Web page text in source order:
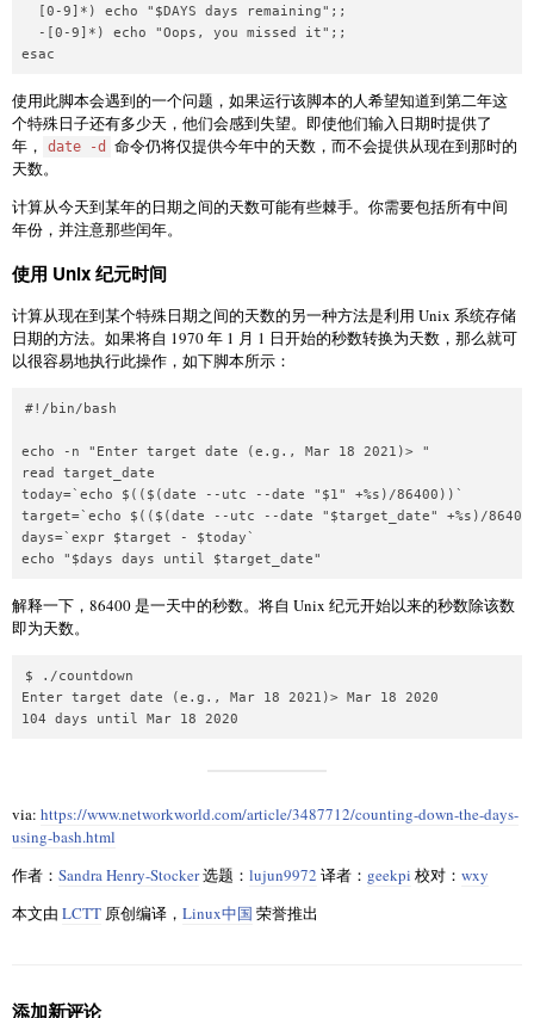
  [0-9]*) echo "$DAYS days remaining";;
  -[0-9]*) echo "Oops, you missed it";;
esac
使用此脚本会遇到的一个问题，如果运行该脚本的人希望知道到第二年这
个特殊日子还有多少天，他们会感到失望。即使他们输入日期时提供了
年，
date -d
命令仍将仅提供今年中的天数，而不会提供从现在到那时的
天数。
计算从今天到某年的日期之间的天数可能有些棘手。你需要包括所有中间
年份，并注意那些闰年。
使用 Unix 纪元时间
计算从现在到某个特殊日期之间的天数的另一种方法是利用 Unix 系统存储
日期的方法。如果将自 1970 年 1 月 1 日开始的秒数转换为天数，那么就可
以很容易地执行此操作，如下脚本所示：
#!/bin/bash
echo -n "Enter target date (e.g., Mar 18 2021)> "
read target_date
today=`echo $(($(date --utc --date "$1" +%s)/86400))`
target=`echo $(($(date --utc --date "$target_date" +%s)/
days=`expr $target - $today`
echo "$days days until $target_date"
解释一下，86400 是一天中的秒数。将自 Unix 纪元开始以来的秒数除该数
即为天数。
$ ./countdown
Enter target date (e.g., Mar 18 2021)> Mar 18 2020
104 days until Mar 18 2020
via: https://www.networkworld.com/article/3487712/counting-down-the-days-
using-bash.html
作者： Sandra Henry-Stocker选题： lujun9972 译者： geekpi 校对： wxy
本文由 LCTT 原创编译， Linux中国 荣誉推出
添加新评论